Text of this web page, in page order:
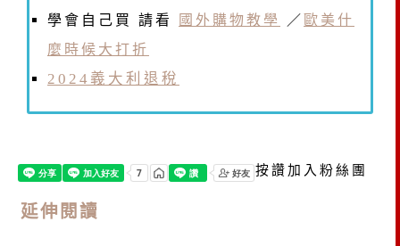
學會自己買 請看
國外購物教學 ／ 歐美什
麼時候大打折
2024義大利退稅
按讚加入粉絲團
延伸閱讀